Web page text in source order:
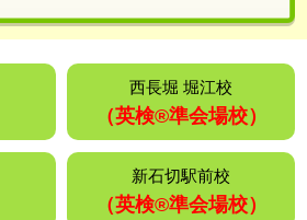
西長堀 堀江校
（英検®️準会場校）
新石切駅前校
（英検®️準会場校）